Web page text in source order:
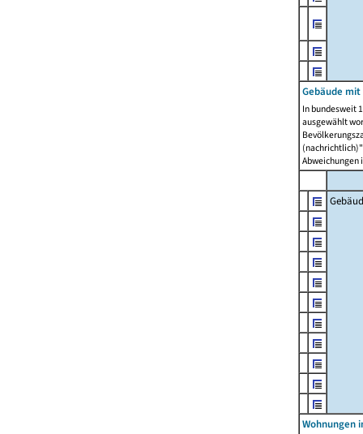
Gebäude
In bundesweit
ausgewählt
Abweichungen
Wohnungen